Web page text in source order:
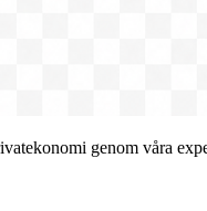
genom våra